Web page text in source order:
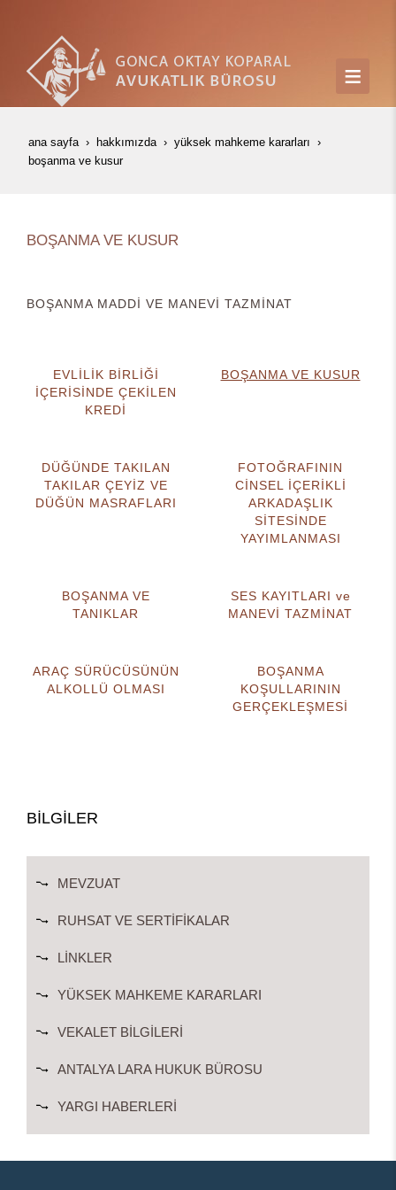
ana sayfa hakkımızda
yüksek mahkeme kararları
boşanma ve kusur
BOŞANMA VE KUSUR
BOŞANMA MADDİ VE MANEVİ TAZMİNAT
EVLİLİK BİRLİĞİ
İÇERİSİNDE ÇEKİLEN
KREDİ
BOŞANMA VE KUSUR
DÜĞÜNDE TAKILAN
TAKILAR ÇEYİZ VE
DÜĞÜN MASRAFLARI
FOTOĞRAFININ
CİNSEL İÇERİKLİ
ARKADAŞLIK
SİTESİNDE
YAYIMLANMASI
BOŞANMA VE
TANIKLAR
SES KAYITLARI ve
MANEVİ TAZMİNAT
ARAÇ SÜRÜCÜSÜNÜN
ALKOLLÜ OLMASI
BOŞANMA
KOŞULLARININ
GERÇEKLEŞMESİ
BİLGİLER
MEVZUAT
RUHSAT VE SERTIFIKALAR
LINKLER
YÜKSEK MAHKEME KARARLARI
VEKALET BILGILERI
ANTALYA LARA HUKUK BÜROSU
YARGI HABERLERI